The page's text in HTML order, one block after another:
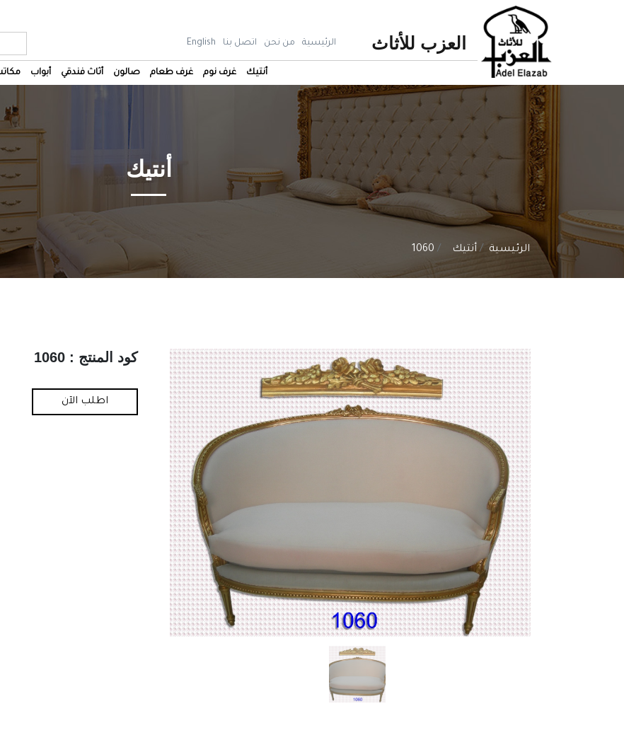
العزب للأثاث الرئيسية من نحن اتصل بنا English
أنتيك غرف نوم غرف طعام صالون أثاث فندقي أبواب
أنتيك
الرئيسية أنتيك 1060
كود المنتج : 1060
اطلب الآن